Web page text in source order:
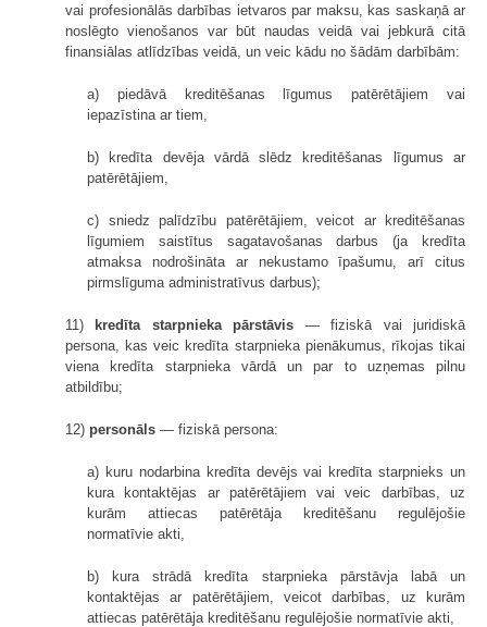
vai profesionālās darbības ietvaros par maksu, kas saskaņā ar
noslēgto vienošanos var būt naudas veidā vai jebkurā citā
finansiālas atlīdzības veidā, un veic kādu no šādām darbībām:
a) piedāvā kreditēšanas līgumus patērētājiem vai
iepazīstina ar tiem,
b) kredīta devēja vārdā slēdz kreditēšanas līgumus ar
patērētājiem,
c) sniedz palīdzību patērētājiem, veicot ar kreditēšanas
līgumiem saistītus sagatavošanas darbus (ja kredīta
atmaksa nodrošināta ar nekustamo īpašumu, arī citus
pirmslīguma administratīvus darbus);
11) kredīta starpnieka pārstāvis — fiziskā vai juridiskā
persona, kas veic kredīta starpnieka pienākumus, rīkojas tikai
viena kredīta starpnieka vārdā un par to uzņemas pilnu
atbildību;
12) personāls — fiziskā persona:
a) kuru nodarbina kredīta devējs vai kredīta starpnieks un
kura kontaktējas ar patērētājiem vai veic darbības, uz
kurām attiecas patērētāja kreditēšanu regulējošie
normatīvie akti,
b) kura strādā kredīta starpnieka pārstāvja labā un
kontaktējas ar patērētājiem, veicot darbības, uz kurām
attiecas patērētāja kreditēšanu regulējošie normatīvie akti,